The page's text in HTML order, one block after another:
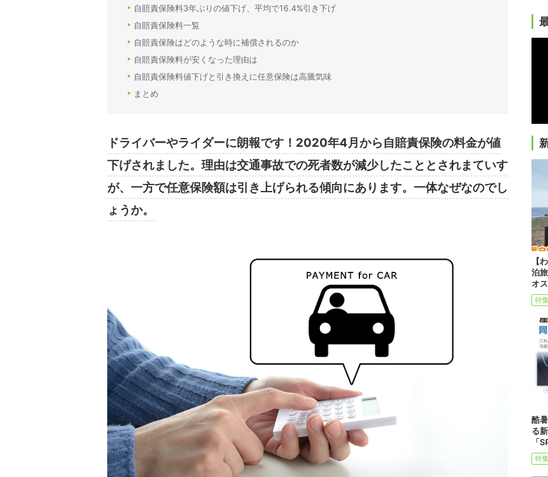
自賠責保険料3年ぶりの値下げ、平均で16.4%引き下げ
自賠責保険料一覧
自賠責保険はどのような時に補償されるのか
自賠責保険料が安くなった理由は
自賠責保険料値下げと引き換えに任意保険は高騰気味
まとめ
ドライバーやライダーに朗報です！2020年4月から自賠責保険の料金が値
下げされました。理由は交通事故での死者数が減少したこととされまていす
が、一方で任意保険額は引き上げられる傾向にあります。一体なぜなのでし
ょうか。
【
泊
オ
特
酷
る
「
特